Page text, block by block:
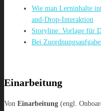
Wie man Lerninhalte
and-Drop-Interaktion
Storyline: Vorlage für
Bei
Einarbeitung
Von Einarbeitung (engl.